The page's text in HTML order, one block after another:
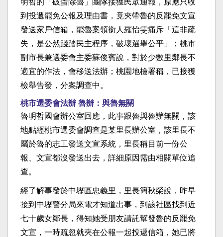
明哲的「破蛋除魯」團隊接獲民眾通報，原應只收
到投遞罷免公報及理由書，竟夾帶魯的反罷免文宣
發送家戶信箱，罷魯案領銜人羅怡雯痛斥「這非疏
失，是公然踐踏民主程序，破壞選舉公平」；桃市
副市長兼選委會主委蘇俊賓說，對於少數里鄰長不
適宜的作法，會移送法辦；桃園地檢署稱，已接獲
檢舉告發，分案調查中。
桃市選委會法辦 魯辦：與魯無關
魯明哲國會辦公室回應，此事跟魯與魯辦無關，該
地點經桃市選委會調查是某里長辦公室，該里長不
屬於魯的志工發送文宣系統，里長稱目前一份公
報、文宣都沒發送出去，詳細原因需由相關單位追
查。
經了解事發於中壢區忠義里，里長簡秋榮說，昨早
接到中壢警分局來電才知道出事，到該社區找到近
七十歲女鄰長，得知她受朋友請託幫發魯的反罷免
文宣，一時疏忽就夾在公報一起投遞信箱，她已將